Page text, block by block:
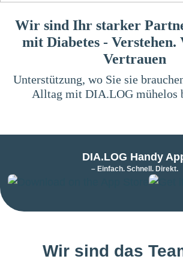
Wir sind Ihr starker
mit Diabetes - Verstehen.
Vertrauen
Unterstützung, wo Sie sie
Alltag mit DIA.LOG mühelos
DIA.LOG Handy
– Einfach. Schnell. Direkt.
Wir sind das